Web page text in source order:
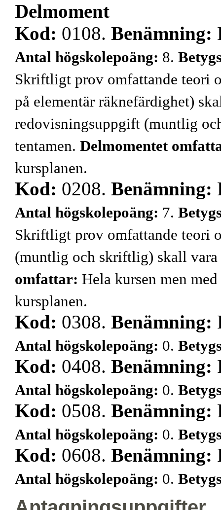
Delmoment
Kod: 0108. Benämning:
Antal högskolepoäng: 8.
Skriftligt prov omfattande teori
på elementär räknefärdighet)
redovisningsuppgift (muntlig
tentamen. Delmomentet
kursplanen.
Kod: 0208. Benämning:
Antal högskolepoäng: 7.
Skriftligt prov omfattande teori
(muntlig och skriftlig) skall
omfattar: Hela kursen men
kursplanen.
Kod: 0308. Benämning:
Antal högskolepoäng: 0.
Kod: 0408. Benämning:
Antal högskolepoäng: 0.
Kod: 0508. Benämning:
Antal högskolepoäng: 0.
Kod: 0608. Benämning:
Antal högskolepoäng: 0.